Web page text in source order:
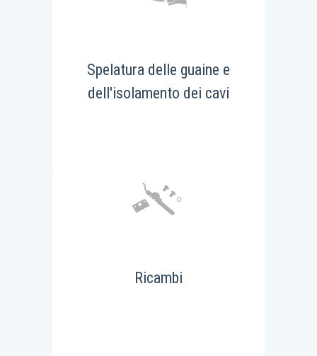
Spelatura delle guaine e
dell'isolamento dei cavi
Ricambi